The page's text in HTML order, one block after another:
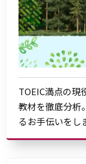
TOEIC満点の現
教材を徹底分析
るお手伝いをし